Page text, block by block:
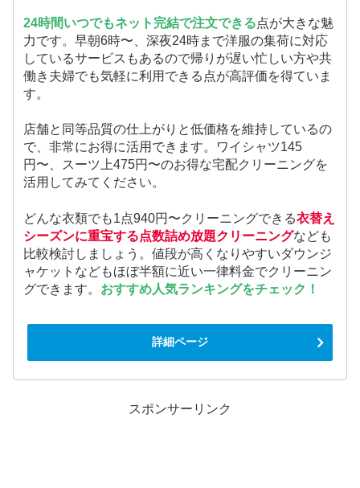
24時間いつでもネット完結で注文できる点が大きな魅
力です。早朝6時〜、深夜24時まで洋服の集荷に対応
しているサービスもあるので帰りが遅い忙しい方や共
働き夫婦でも気軽に利用できる点が高評価を得ていま
す。
店舗と同等品質の仕上がりと低価格を維持しているの
で、非常にお得に活用できます。ワイシャツ145
円〜、スーツ上475円〜のお得な宅配クリーニングを
活用してみてください。
どんな衣類でも1点940円〜クリーニングできる衣替え
シーズンに重宝する点数詰め放題クリーニングなども
比較検討しましょう。値段が高くなりやすいダウンジ
ャケットなどもほぼ半額に近い一律料金でクリーニン
グできます。 おすすめ人気ランキングをチェック！
詳細ページ
スポンサーリンク